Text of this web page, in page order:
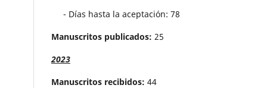
- Días hasta la aceptación: 78
Manuscritos publicados: 25
2023
Manuscritos recibidos: 44